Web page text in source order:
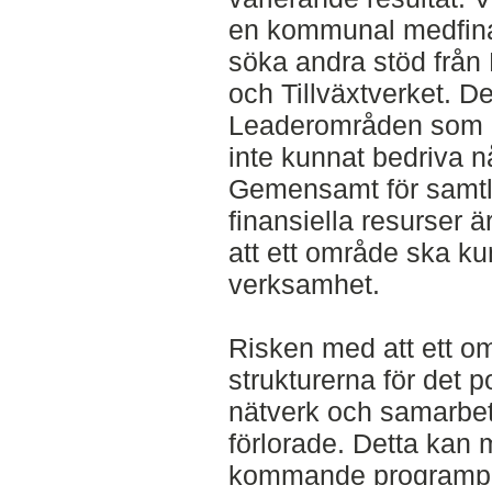
en kommunal
söka andra stöd
och Tillväxtverket.
Leaderområden
inte kunnat bedriva
Gemensamt för
finansiella resurser
att ett område ska
verksamhet.
Risken med att ett
strukturerna för det
nätverk och
förlorade. Detta kan
kommande